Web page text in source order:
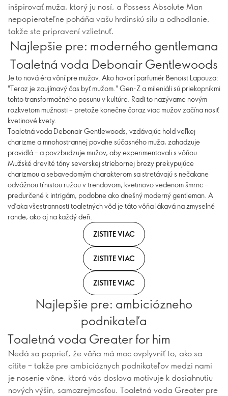
inšpirovať muža, ktorý ju nosí, a Possess Absolute Man
nepopierateľne poháňa vašu hrdinskú silu a odhodlanie,
takže ste pripravení vzlietnuť.
Najlepšie pre: moderného gentlemana
Toaletná voda Debonair Gentlewoods
Je to nová éra vôní pre mužov. Ako hovorí parfumér Benoist Lapouza:
"Teraz je zaujímavý čas byť mužom." Gen-Z a mileniáli sú priekopníkmi
tohto transformačného posunu v kultúre. Radi to nazývame novým
rozkvetom mužnosti – pretože konečne čoraz viac mužov začína nosiť
kvetinové kvety.
Toaletná voda Debonair Gentlewoods, vzdávajúc hold veľkej
charizme a mnohostrannej povahe súčasného muža, zahadzuje
pravidlá – a povzbudzuje mužov, aby experimentovali s vôňou.
Mužské drevité tóny severskej striebornej brezy prekypujúce
charizmou a sebavedomým charakterom sa stretávajú s nečakane
odvážnou tŕnistou ružou v trendovom, kvetinovo vedenom šmrnc –
predurčené k intrigám, podobne ako dnešný moderný gentleman. A
vďaka všestrannosti toaletných vôd je táto vôňa lákavá na zmyselné
rande, ako aj na každý deň.
ZISTITE VIAC
ZISTITE VIAC
ZISTITE VIAC
Najlepšie pre: ambiciózneho
podnikateľa
Toaletná voda Greater for him
Nedá sa poprieť, že vôňa má moc ovplyvniť to, ako sa
cítite – takže pre ambicióznych podnikateľov medzi nami
je nosenie vône, ktorá vás doslova motivuje k dosiahnutiu
nových výšin, samozrejmosťou. Toaletná voda Greater pre